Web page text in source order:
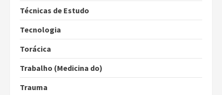
Técnicas de Estudo
Tecnologia
Torácica
Trabalho (Medicina do)
Trauma